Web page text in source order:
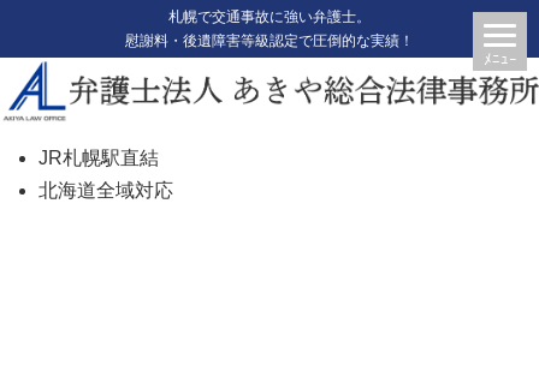
札幌で交通事故に強い弁護士。
慰謝料・後遺障害等級認定で圧倒的な実績！
JR札幌駅直結
北海道全域対応